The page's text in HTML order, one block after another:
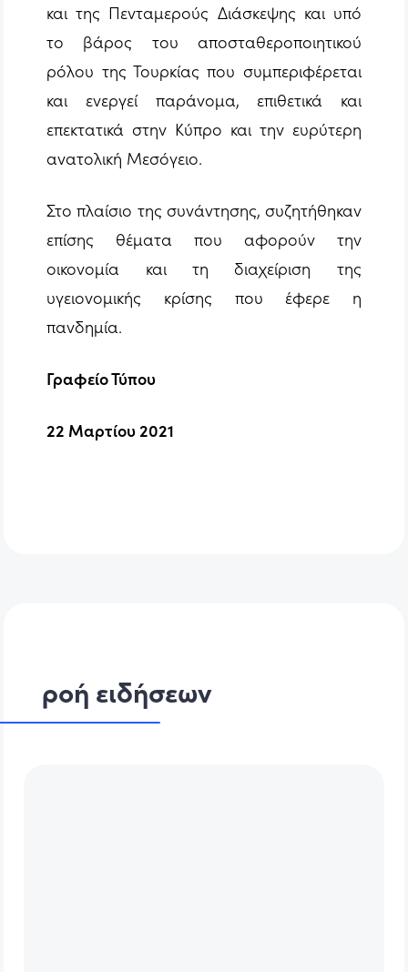
και της Πενταμερούς Διάσκεψης και υπό
το βάρος του αποσταθεροποιητικού
ρόλου της Τουρκίας που συμπεριφέρεται
και ενεργεί παράνομα, επιθετικά και
επεκτατικά στην Κύπρο και την ευρύτερη
ανατολική Μεσόγειο.
Στο πλαίσιο της συνάντησης, συζητήθηκαν
επίσης θέματα που αφορούν την
οικονομία και τη διαχείριση της
υγειονομικής κρίσης που έφερε η
πανδημία.
Γραφείο Τύπου
22 Μαρτίου 2021
ροή ειδήσεων